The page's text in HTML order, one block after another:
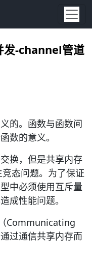
发-channel管道
的。函数与函数间
数的意义。
换，但是共享内存
态问题。为了保证
中必须使用互斥量
成性能问题。
Communicating
过通信共享内存而